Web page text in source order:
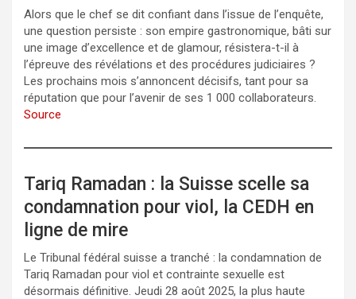
Alors que le chef se dit confiant dans l’issue de l’enquête,
une question persiste : son empire gastronomique, bâti sur
une image d’excellence et de glamour, résistera-t-il à
l’épreuve des révélations et des procédures judiciaires ?
Les prochains mois s’annoncent décisifs, tant pour sa
réputation que pour l’avenir de ses 1 000 collaborateurs.
Source
Tariq Ramadan : la Suisse scelle sa
condamnation pour viol, la CEDH en
ligne de mire
Le Tribunal fédéral suisse a tranché : la condamnation de
Tariq Ramadan pour viol et contrainte sexuelle est
désormais définitive. Jeudi 28 août 2025, la plus haute